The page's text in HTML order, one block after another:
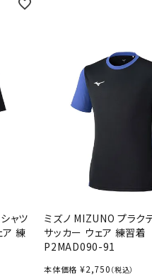
ラバー
卓球シューズ
卓球ウェア
ボール（卓球）
その他アクセサ
ラグビー
バスケットボールシューズ
バドミントンシューズ
フィットネスシューズ
陸上スパイク・シューズ
ウォーキング・トレッキングシュ
アウトドアシューズ
キッズカジュアル
スイム・競泳
サンダル
MIKANO
ャツ
ア 練
ミズノ MIZUNO プラク
サッカー ウェア 練習着
P2MAD090-91
本体価格 ¥2,750 （税込）